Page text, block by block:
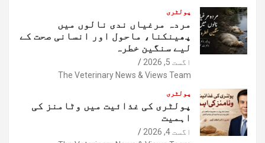
پولٹری
مردہ مرغیاں ندی نالوں میں
پھینکنا، ماحول اور انسانی صحت کے
لیے سنگین خطرہ
اگست 5, 2026
The Veterinary News & Views Team
پولٹری
پولٹری کی غذائیت میں وٹامنز کی
اہمیت
اگست 4, 2026